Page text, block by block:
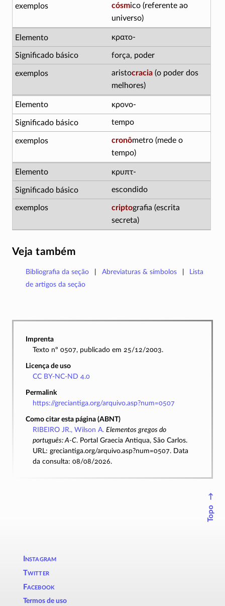
cósmico (referente ao
universo)
κρατο-
força, poder
aristocracia (o poder dos
melhores)
κρονο-
tempo
cronômetro (mede o
tempo)
κρυπτ-
escondido
criptografia (escrita
secreta)
Veja também
Bibliografia da seção Abreviaturas & símbolos
Lista
de artigos da seção
Imprenta
Texto nº 0507, publicado em 25/12/2003.
Licença de uso
CC BY-NC-ND 4.0
Permalink
https://greciantiga.org/arquivo.asp?num=0507
Como citar esta página (ABNT)
RIBEIRO JR., Wilson A. Elementos gregos do
português: A-C. Portal Graecia Antiqua, São Carlos.
URL: greciantiga.org/arquivo.asp?num=0507. Data
da consulta: 08/08/2026.
↑
Topo
Instagram
Twitter
Facebook
Termos de uso